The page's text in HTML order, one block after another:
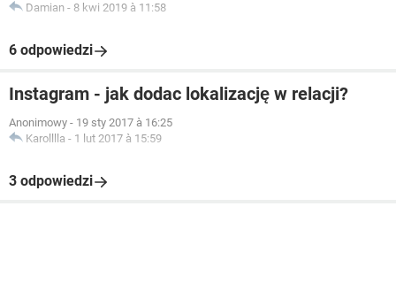
Damian - 8 kwi 2019 à 11:58
6 odpowiedzi
Instagram - jak dodac lokalizację w relacji?
Anonimowy - 19 sty 2017 à 16:25
Karolllla - 1 lut 2017 à 15:59
3 odpowiedzi